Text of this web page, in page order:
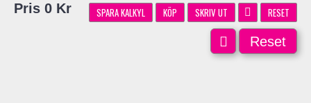
Pris 0 Kr SPARA KALKYL KÖP SKRIV UT RESET
Reset